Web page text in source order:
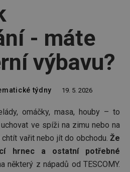
- máte
výbavu?
týdny 19. 5. 2026
omáčky, masa, houby – to
ve spíži na zimu nebo na
vařit nebo jít do obchodu. Že
hrnec a ostatní potřebné
některý z nápadů od TESCOMY.